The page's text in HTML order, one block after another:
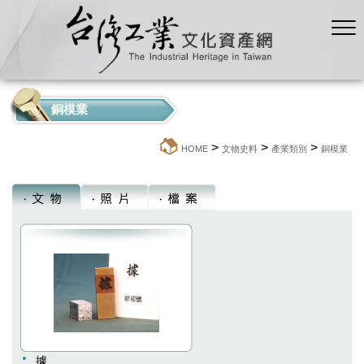
銅模業
HOME > 文物史料 > 產業類別 > 銅模業
據